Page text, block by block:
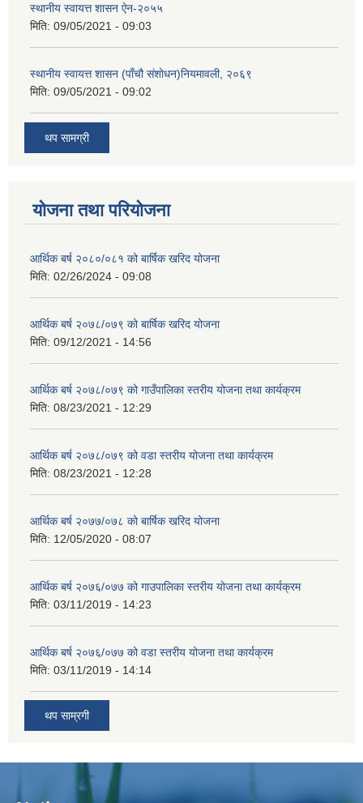
स्थानीय स्वायत्त शासन ए‍ेन-२०५५
मिति: 09/05/2021 - 09:03
स्थानीय स्वायत्त शासन (पाँचौ संशोधन)नियमावली, २०६९
मिति: 09/05/2021 - 09:02
थप सामग्री
योजना तथा परियोजना
आर्थिक बर्ष २०८०/०८१ को बार्षिक खरिद योजना
मिति: 02/26/2024 - 09:08
आर्थिक बर्ष २०७८/०७९ को बार्षिक खरिद योजना
मिति: 09/12/2021 - 14:56
आर्थिक बर्ष २०७८/०७९ को गाउँपालिका स्तरीय योजना तथा कार्यक्रम
मिति: 08/23/2021 - 12:29
आर्थिक बर्ष २०७८/०७९ को वडा स्तरीय योजना तथा कार्यक्रम
मिति: 08/23/2021 - 12:28
आर्थिक बर्ष २०७७/०७८ को बार्षिक खरिद योजना
मिति: 12/05/2020 - 08:07
आर्थिक बर्ष २०७६/०७७ को गाउपालिका स्तरीय योजना तथा कार्यक्रम
मिति: 03/11/2019 - 14:23
आर्थिक बर्ष २०७६/०७७ को वडा स्तरीय योजना तथा कार्यक्रम
मिति: 03/11/2019 - 14:14
थप साम्रगी